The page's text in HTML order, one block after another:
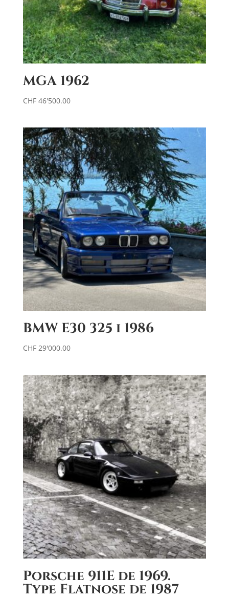
MGA 1962
CHF46'500.00
BMW E30 325 i 1986
CHF29'000.00
Porsche 911E de 1969.
Type Flatnose de 1987